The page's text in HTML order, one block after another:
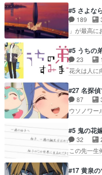
キャラモ
ただきま
インを好
愛すぎる
れた表情
きでした
を想って
んと練習
ラ」を活
子の仲に
#5 さよな
189
」が最高
を振り切
馴染めな
んの事情
とで初の
てケーキ
てんやわ
る日々の
#5 うちの
23
花火は人
お名前を
んカッケ
的興奮覚
きこもり
んの距離
うとると
すために
#27 名探偵
87
ウソノワ
取り戻し
元ネタを
の探偵と
番組が始
の！？ク
#5 鬼の花
32
この先一
さん柚子
#17 黄泉